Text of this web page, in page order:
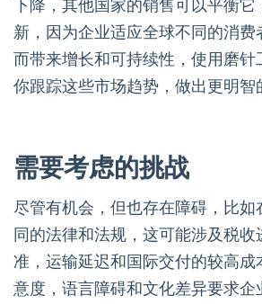
下降，其他国家的销售可以平衡它
新，因为企业适应全球不同的消费
而带来增长和可持续性，使用磨针
你跟踪这些市场趋势，做出更明智
需要考虑的挑战
尽管有机会，但也存在障碍，比如
同的法律和法规，这可能涉及税
准，运输延迟和国际交付的较高成
意度，语言障碍和文化差异要求企